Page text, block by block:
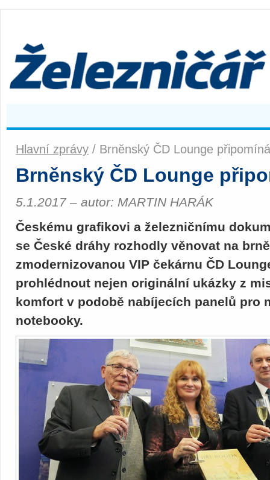
Hlavní zprávy / Brněnský ČD Lounge
Brněnský ČD Lounge
5.1.2017 – autor: MARTIN HARÁK
Českému grafikovi a železničnímu
se České dráhy rozhodly věnovat na
zmodernizovanou VIP čekárnu ČD
prohlédnout nejen originální ukázky z
komfort v podobě nabíjecích panelů pro
notebooky.